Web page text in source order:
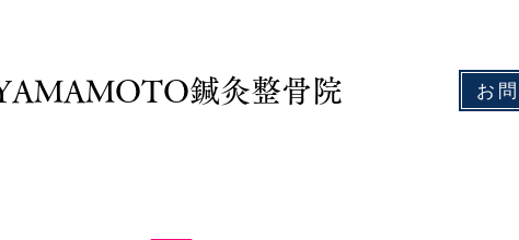
鍼灸整骨院
お